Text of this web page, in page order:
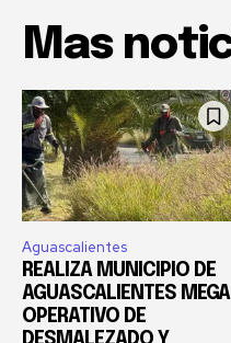
Mas
Aguascalientes
REALIZA MUNICIPIO DE
AGUASCALIENTES MEGA
OPERATIVO DE